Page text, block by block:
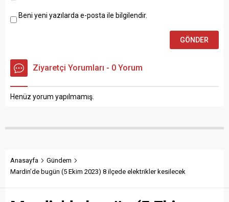
Beni yeni yazılarda e-posta ile bilgilendir.
Ziyaretçi Yorumları - 0 Yorum
Henüz yorum yapılmamış.
Anasayfa
Gündem
Mardin’de bugün (5 Ekim 2023) 8 ilçede elektrikler kesilecek